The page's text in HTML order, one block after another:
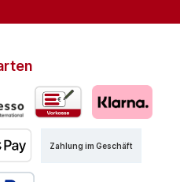
Zahlung im Geschäft